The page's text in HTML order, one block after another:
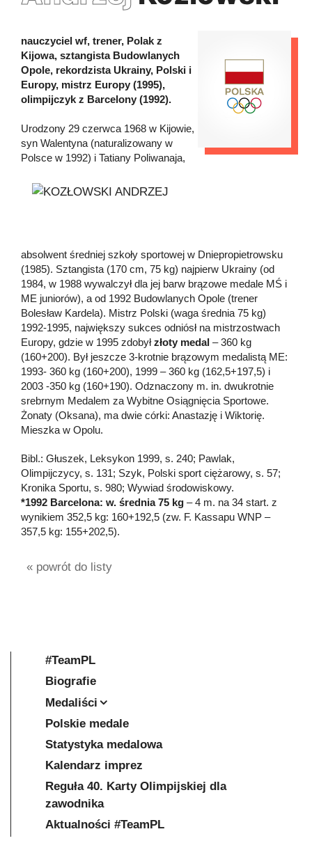
nauczyciel wf, trener, Polak z
Kijowa, sztangista Budowlanych
Opole, rekordzista Ukrainy, Polski i
Europy, mistrz Europy (1995),
olimpijczyk z Barcelony (1992).
Urodzony 29 czerwca 1968 w Kijowie,
syn Walentyna (naturalizowany w
Polsce w 1992) i Tatiany Poliwanaja,
absolwent średniej szkoły sportowej w Dniepropietrowsku
(1985). Sztangista (170 cm, 75 kg) najpierw Ukrainy (od
1984, w 1988 wywalczył dla jej barw brązowe medale MŚ i
ME juniorów), a od 1992 Budowlanych Opole (trener
Bolesław Kardela). Mistrz Polski (waga średnia 75 kg)
1992-1995, największy sukces odniósł na mistrzostwach
Europy, gdzie w 1995 zdobyłzłoty medal – 360 kg
(160+200). Był jeszcze 3-krotnie brązowym medalistą ME:
1993- 360 kg (160+200), 1999 – 360 kg (162,5+197,5) i
2003 -350 kg (160+190). Odznaczony m. in. dwukrotnie
srebrnym Medalem za Wybitne Osiągnięcia Sportowe.
Żonaty (Oksana), ma dwie córki: Anastazję i Wiktorię.
Mieszka w Opolu.
Bibl.: Głuszek, Leksykon 1999, s. 240; Pawlak,
Olimpijczycy, s. 131; Szyk, Polski sport ciężarowy, s. 57;
Kronika Sportu, s. 980; Wywiad środowiskowy.
*1992 Barcelona: w. średnia 75 kg – 4 m. na 34 start. z
wynikiem 352,5 kg: 160+192,5 (zw. F. Kassapu WNP –
357,5 kg: 155+202,5).
« powrót do listy
#TeamPL
Biografie
Medaliści
Polskie medale
Statystyka medalowa
Kalendarz imprez
Reguła 40. Karty Olimpijskiej dla
zawodnika
Aktualności #TeamPL